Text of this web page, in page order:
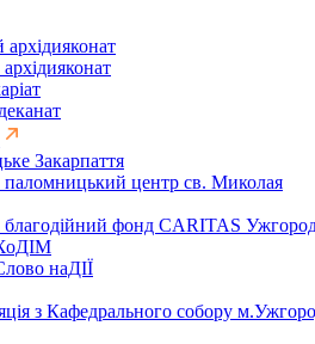
Закарпаття
паломницький центр св. Миколая
благодійний фонд CARITAS
наДІЇ
з Кафедрального собору